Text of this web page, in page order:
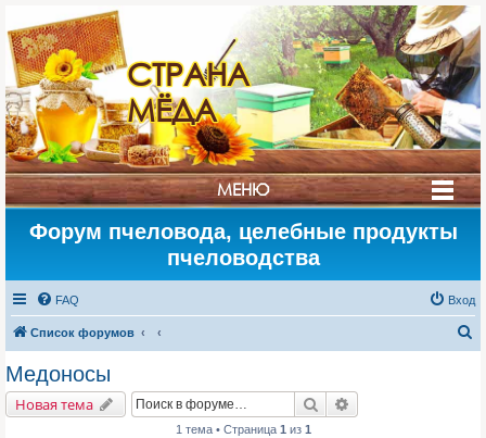
СТРАНА
МЁДА
МЕНЮ
Форум пчеловода, целебные продукты
пчеловодства
FAQ Вход
Список форумов
Медоносы
Новая тема Поиск
1 тема • Страница 1 из 1